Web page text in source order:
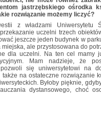
jastrzębskiego ośrodka
rozwiązanie możemy liczyć?
z władzami Uniwersytetu
uczelni trzech
jeszcze jeden budynek w
ale przystosowana do
dla uczelni. Na ten cel mamy
Mam nadzieje, że
się uniwersytetowi na
na ostateczne rozwiązanie
Byłoby pięknie,
dystansowego, choć